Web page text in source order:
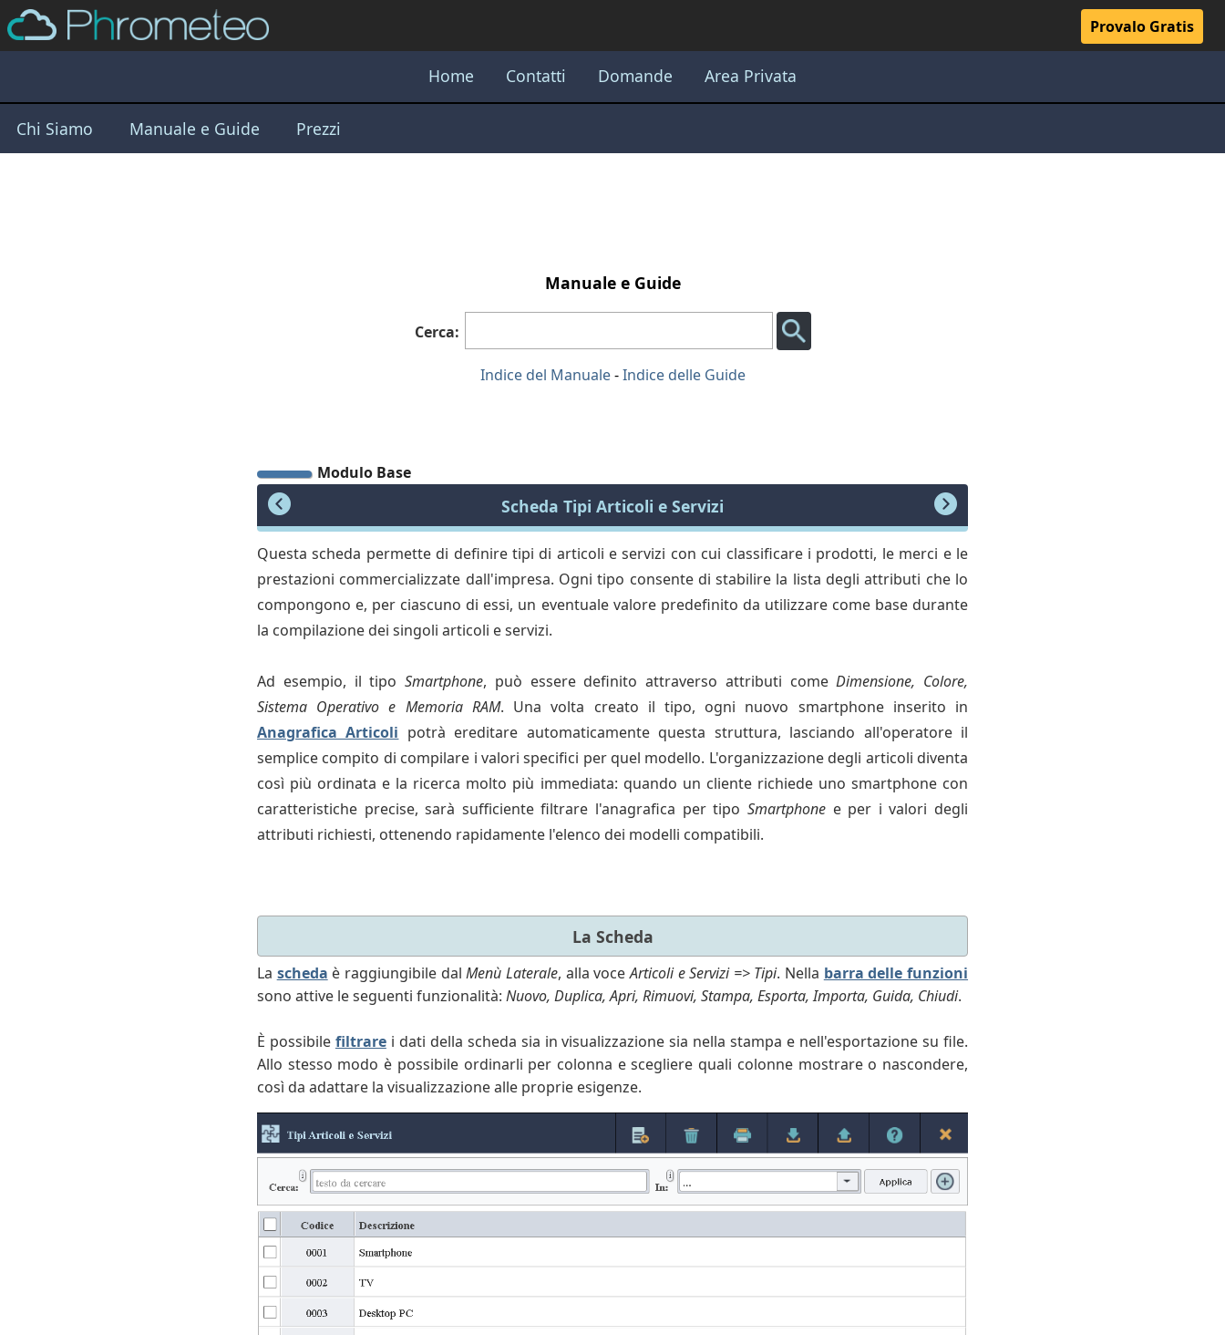
Provalo Gratis
Home Contatti Domande Area Privata
Chi Siamo Manuale e Guide Prezzi
Manuale e Guide
Cerca:
Indice del Manuale-Indice delle Guide
Modulo Base
Scheda Tipi Articoli e Servizi
Questa scheda permette di definire tipi di articoli e servizi con cui classificare i prodotti, le merci e le
prestazioni commercializzate dall'impresa. Ogni tipo consente di stabilire la lista degli attributi che lo
compongono e, per ciascuno di essi, un eventuale valore predefinito da utilizzare come base durante
la compilazione dei singoli articoli e servizi.
Ad esempio, il tipo Smartphone, può essere definito attraverso attributi comeDimensione, Colore,
Sistema Operativo e Memoria RAM. Una volta creato il tipo, ogni nuovo smartphone inserito in
Anagrafica Articoli potrà ereditare automaticamente questa struttura, lasciando all'operatore il
semplice compito di compilare i valori specifici per quel modello. L'organizzazione degli articoli diventa
così più ordinata e la ricerca molto più immediata: quando un cliente richiede uno smartphone con
caratteristiche precise, sarà sufficiente filtrare l'anagrafica per tipo Smartphonee per i valori degli
attributi richiesti, ottenendo rapidamente l'elenco dei modelli compatibili.
La Scheda
La scheda è raggiungibile dalMenù Laterale, alla voceArticoli e Servizi => Tipi. Nella barra delle funzioni
sono attive le seguenti funzionalità: Nuovo, Duplica, Apri, Rimuovi, Stampa, Esporta, Importa, Guida, Chiudi.
È possibile filtrarei dati della scheda sia in visualizzazione sia nella stampa e nell'esportazione su file.
Allo stesso modo è possibile ordinarli per colonna e scegliere quali colonne mostrare o nascondere,
così da adattare la visualizzazione alle proprie esigenze.